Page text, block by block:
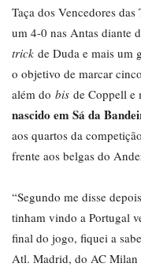
Taça dos Vencedores
um 4-0 nas Antas diante
trick de Duda e mais um
o objetivo de marcar
além do bis de Coppell e
nascido em Sá da
aos quartos da
frente aos belgas do
“Segundo me disse
tinham vindo a Portugal
final do jogo, fiquei a
Atl. Madrid, do AC Milan